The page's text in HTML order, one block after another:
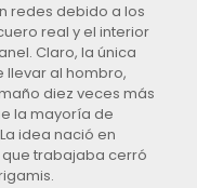
redes debido a los
real y el interior
Claro, la única
llevar al hombro,
diez veces más
la mayoría de
idea nació en
trabajaba cerró